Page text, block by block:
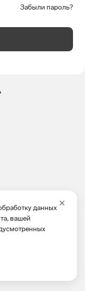
данных
вашей
Забыли пароль?